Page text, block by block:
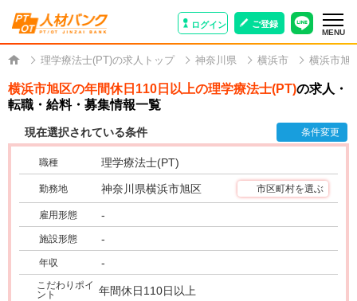
ログイン ご登録
MENU
理学療法士(PT)の求人トップ 神奈川県 横浜市 横浜市旭
横浜市旭区の年間休日110日以上の理学療法士(PT)の求人・
転職・給料・募集情報一覧
現在選択されている条件 条件変更
職種 理学療法士(PT)
勤務地 神奈川県横浜市旭区 市区町村を選ぶ
雇用形態 -
施設形態 -
年収 -
こだわりポイ
ント
年間休日110日以上